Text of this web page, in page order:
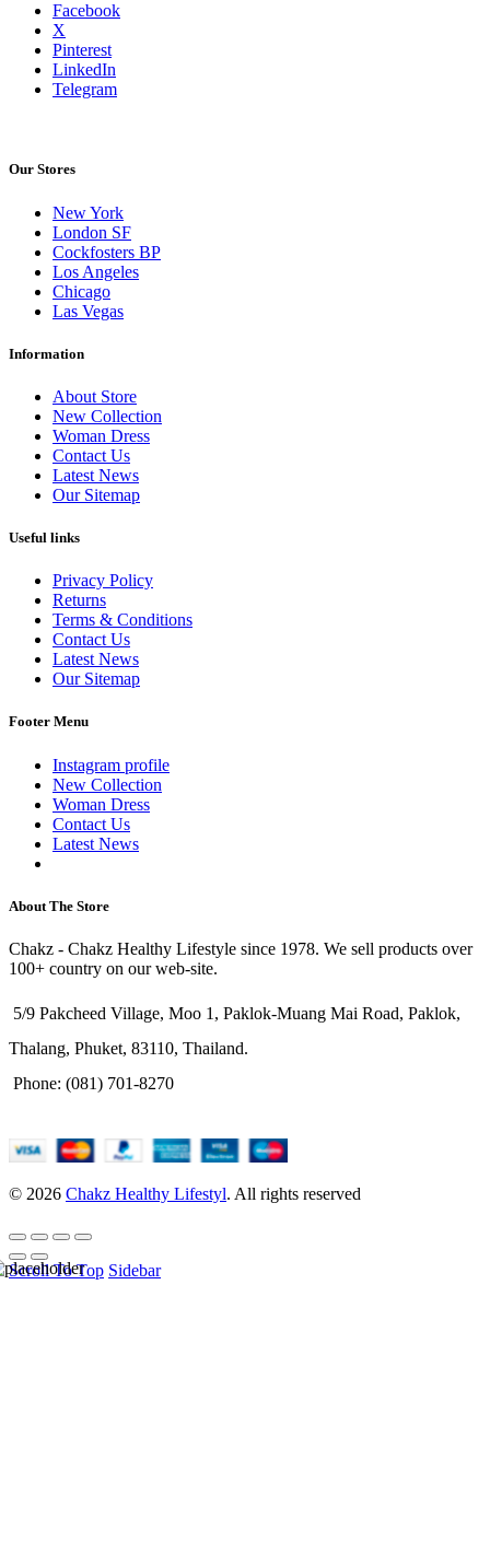
Facebook
X
Pinterest
LinkedIn
Telegram
Our Stores
New York
London SF
Cockfosters BP
Los Angeles
Chicago
Las Vegas
Information
About Store
New Collection
Woman Dress
Contact Us
Latest News
Our Sitemap
Useful links
Privacy Policy
Returns
Terms & Conditions
Contact Us
Latest News
Our Sitemap
Footer Menu
Instagram profile
New Collection
Woman Dress
Contact Us
Latest News
About The Store
Chakz - Chakz Healthy Lifestyle since 1978. We sell products over
100+ country on our web-site.
5/9 Pakcheed Village, Moo 1, Paklok-Muang Mai Road, Paklok,
Thalang, Phuket, 83110, Thailand.
Phone: (081) 701-8270
© 2026 Chakz Healthy Lifestyl. All rights reserved
Scroll To Top Sidebar